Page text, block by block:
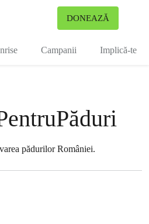
DONEAZĂ
Campanii Implică-te
pădurilor României.